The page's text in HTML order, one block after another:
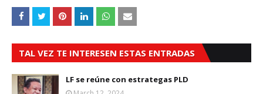
TAL VEZ TE INTERESEN ESTAS ENTRADAS
LF se reúne con estrategas PLD